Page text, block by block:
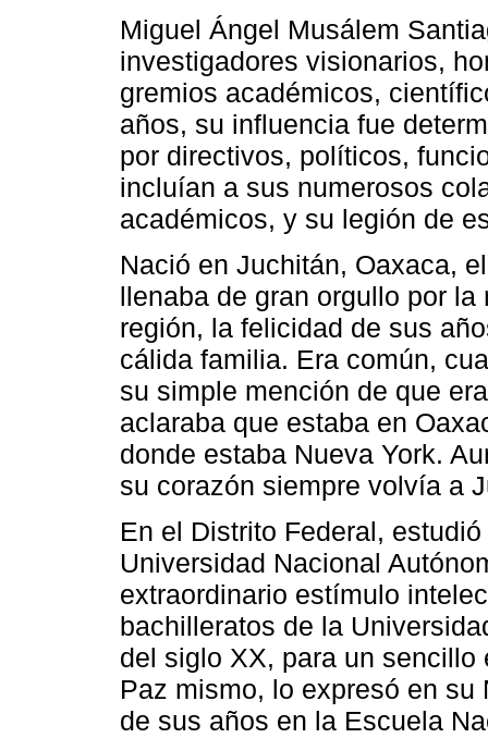
Miguel Ángel Musálem
investigadores visionarios,
gremios académicos,
años, su influencia fue
por directivos, políticos,
incluían a sus numerosos
académicos, y su legión de
Nació en Juchitán, Oaxaca,
llenaba de gran orgullo por
región, la felicidad de sus
cálida familia. Era común,
su simple mención de que
aclaraba que estaba en
donde estaba Nueva York.
su corazón siempre volvía a
En el Distrito Federal,
Universidad Nacional
extraordinario estímulo
bachilleratos de la
del siglo XX, para un
Paz mismo, lo expresó en
de sus años en la Escuela